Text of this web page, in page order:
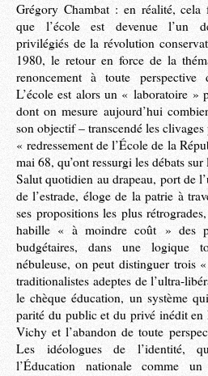
Grégory Chambat : en réalité, cela
que l’école est devenue l’un
privilégiés de la révolution
1980, le retour en force de la
renoncement à toute perspective
L’école est alors un « laboratoire »
dont on mesure aujourd’hui
son objectif – transcendé les
« redressement de l’École de la
mai 68, qu’ont ressurgi les débats
Salut quotidien au drapeau, port de
de l’estrade, éloge de la patrie à
ses propositions les plus
habille « à moindre coût » des
budgétaires, dans une logique
nébuleuse, on peut distinguer trois
traditionalistes adeptes de l’ultra-
le chèque éducation, un système
parité du public et du privé inédit en
Vichy et l’abandon de toute
Les idéologues de l’identité,
l’Éducation nationale comme